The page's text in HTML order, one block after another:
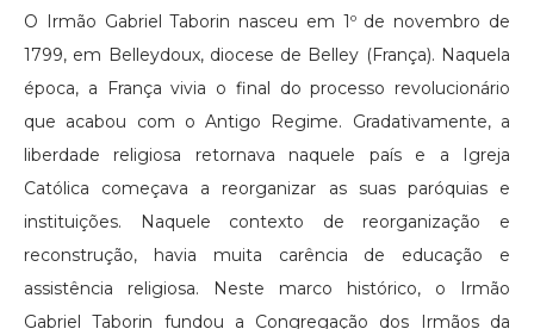
O Irmão Gabriel Taborin nasceu em 1º de novembro de
1799, em Belleydoux, diocese de Belley (França). Naquela
época, a França vivia o final do processo revolucionário
que acabou com o Antigo Regime. Gradativamente, a
liberdade religiosa retornava naquele país e a Igreja
Católica começava a reorganizar as suas paróquias e
instituições. Naquele contexto de reorganização e
reconstrução, havia muita carência de educação e
assistência religiosa. Neste marco histórico, o Irmão
Gabriel Taborin fundou a Congregação dos Irmãos da